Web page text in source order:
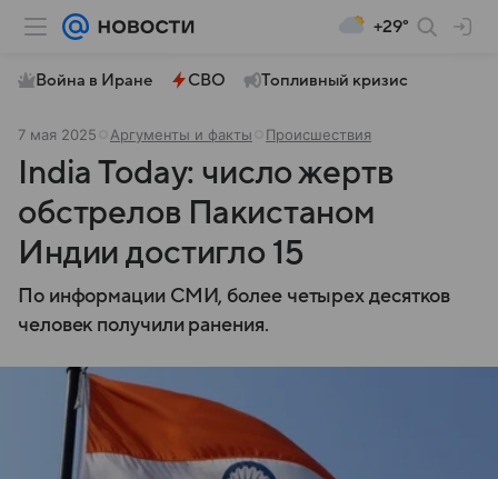
+29°
Война в Иране СВО Топливный кризис
7 мая 2025 Аргументы и факты Происшествия
India Today: число жертв
обстрелов Пакистаном
Индии достигло 15
По информации СМИ, более четырех десятков
человек получили ранения.